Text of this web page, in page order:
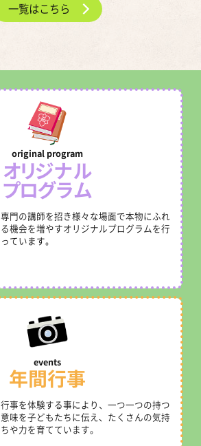
一覧はこちら
オリジナル
プログラム
専門の講師を招き様々な場面で本物にふれ
る機会を増やすオリジナルプログラムを行
っています。
年間行事
行事を体験する事により、一つ一つの持つ
意味を子どもたちに伝え、たくさんの気持
ちや力を育てています。